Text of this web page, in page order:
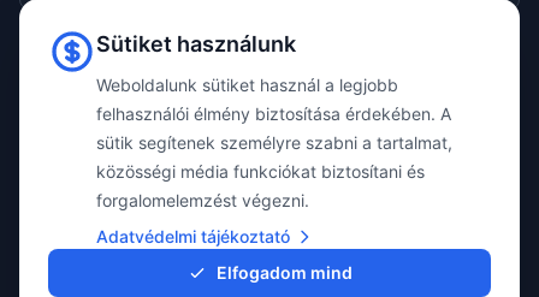
Tracmax
Uniroyal
Viking Voyager
Vredestein
Sütiket használunk
Weboldalunk sütiket használ a legjobb
felhasználói élmény biztosítása érdekében. A
sütik segítenek személyre szabni a tartalmat,
közösségi média funkciókat biztosítani és
forgalomelemzést végezni.
Adatvédelmi tájékoztató
Elfogadom mind